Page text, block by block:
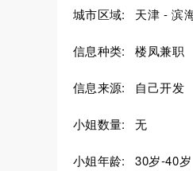
城市区域: 天津 - 滨
信息种类: 楼凤兼职
信息来源: 自己开发
小姐数量: 无
小姐年龄: 30岁-40岁